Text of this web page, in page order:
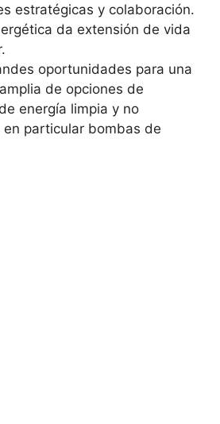
estratégicas y colaboración.
da extensión de vida
oportunidades para una
de opciones de
energía limpia y no
en particular bombas de